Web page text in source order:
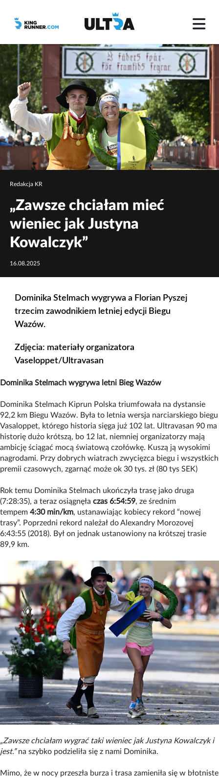
Redakcja KR
„Zawsze chciałam mieć
wieniec jak Justyna
Kowalczyk”
16.08.2025
Dominika Stelmach wygrywa a Florian Pyszej
trzecim zawodnikiem letniej edycji Biegu
Wazów.
Zdjęcia: materiały organizatora
Vaseloppet/Ultravasan
Dominika Stelmach wygrywa letni Bieg Wazów
Dominika Stelmach Kiprun Polska triumfowała na dystansie
92,2 km Biegu Wazów. Była to letnia wersja narciarskiego biegu
Vasaloppet, którego historia sięga już 102 lat. Ultravasan 90 ma
historię dużo krótszą, bo 12 lat, niemniej organizatorzy mają
ambicję ściągać mocą światową czołówkę. Kuszą ją wysokimi
nagrodami. Przy dobrych wiatrach zwycięzca biegu i wszystkich
premii czasowych, zgarnąć może ok 30 tys. zł (80 tys SEK)
Rok temu Dominika Stelmach ukończyła trasę jako druga
(7:28:35), a teraz osiągnęła czas 6:54:59, ze średnim
tempem 4:30 min/km, ustanawiając kobiecy rekord “nowej
trasy”. Poprzedni rekord należał do Alexandry Morozovej
6:43:55 (2018). Był on jednak ustanowiony na krótszej trasie
89,9 km.
„Zawsze chciałam wygrać taki wieniec jak Justyna Kowalczyk i
jest.”na szybko podzieliła się z nami Dominika.
Mimo, że w nocy przeszła burza i trasa zamieniła się w błotniste